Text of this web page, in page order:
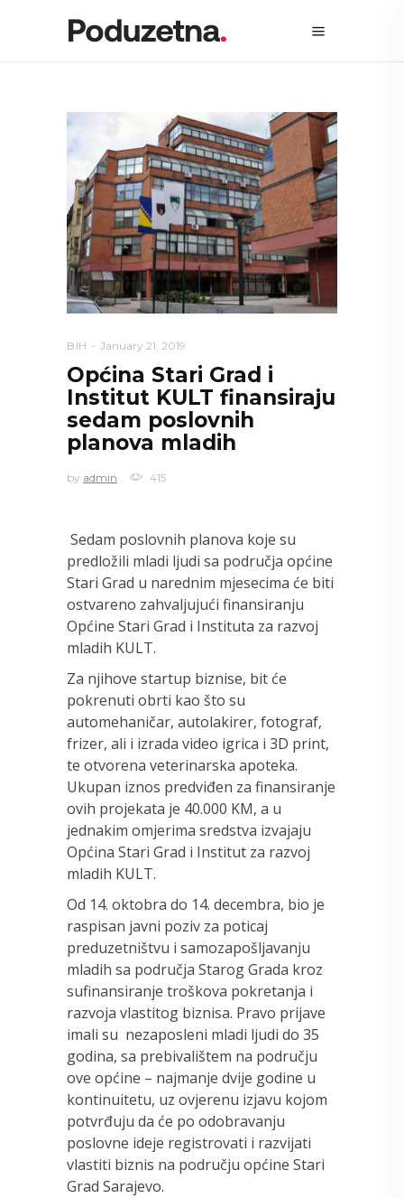
BIH January 21, 2019
Općina Stari Grad i
Institut KULT finansiraju
sedam poslovnih
planova mladih
by admin 415
Sedam poslovnih planova koje su
predložili mladi ljudi sa područja općine
Stari Grad u narednim mjesecima će biti
ostvareno zahvaljujući finansiranju
Općine Stari Grad i Instituta za razvoj
mladih KULT.
Za njihove startup biznise, bit će
pokrenuti obrti kao što su
automehaničar, autolakirer, fotograf,
frizer, ali i izrada video igrica i 3D print,
te otvorena veterinarska apoteka.
Ukupan iznos predviđen za finansiranje
ovih projekata je 40.000 KM, a u
jednakim omjerima sredstva izvajaju
Općina Stari Grad i Institut za razvoj
mladih KULT.
Od 14. oktobra do 14. decembra, bio je
raspisan javni poziv za poticaj
preduzetništvu i samozapošljavanju
mladih sa područja Starog Grada kroz
sufinansiranje troškova pokretanja i
razvoja vlastitog biznisa. Pravo prijave
imali su nezaposleni mladi ljudi do 35
godina, sa prebivalištem na području
ove općine – najmanje dvije godine u
kontinuitetu, uz ovjerenu izjavu kojom
potvrđuju da će po odobravanju
poslovne ideje registrovati i razvijati
vlastiti biznis na području općine Stari
Grad Sarajevo.